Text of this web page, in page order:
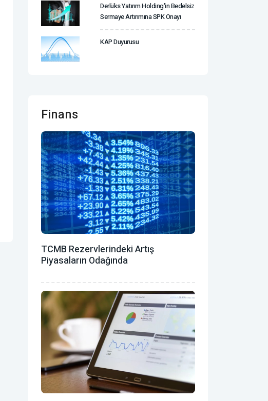
Derlüks Yatırım Holding'in Bedelsiz
Sermaye Artırımına SPK Onayı
KAP Duyurusu
Finans
TCMB Rezervlerindeki Artış
Piyasaların Odağında